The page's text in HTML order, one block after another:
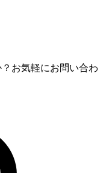
お気軽にお問い合わ